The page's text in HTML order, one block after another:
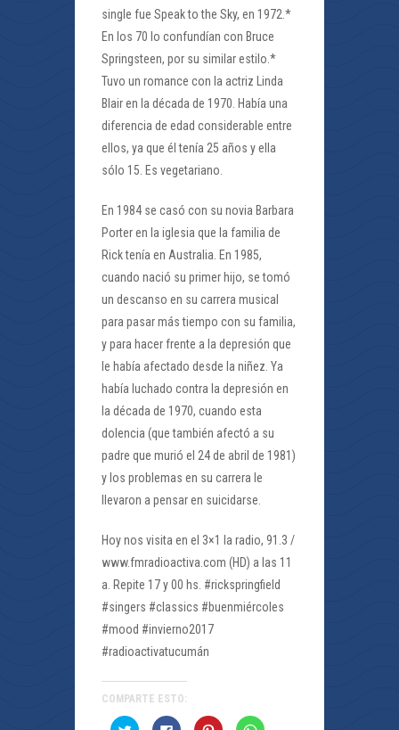
single fue Speak to the Sky, en 1972.*
En los 70 lo confundían con Bruce
Springsteen, por su similar estilo.*
Tuvo un romance con la actriz Linda
Blair en la década de 1970. Había una
diferencia de edad considerable entre
ellos, ya que él tenía 25 años y ella
sólo 15. Es vegetariano.
En 1984 se casó con su novia Barbara
Porter en la iglesia que la familia de
Rick tenía en Australia. En 1985,
cuando nació su primer hijo, se tomó
un descanso en su carrera musical
para pasar más tiempo con su familia,
y para hacer frente a la depresión que
le había afectado desde la niñez. Ya
había luchado contra la depresión en
la década de 1970, cuando esta
dolencia (que también afectó a su
padre que murió el 24 de abril de 1981)
y los problemas en su carrera le
llevaron a pensar en suicidarse.
Hoy nos visita en el 3×1 la radio, 91.3 /
www.fmradioactiva.com (HD) a las 11
a. Repite 17 y 00 hs. #rickspringfield
#singers #classics #buenmiércoles
#mood #invierno2017
#radioactivatucumán
COMPARTE ESTO:
Haz Haz Haz Haz